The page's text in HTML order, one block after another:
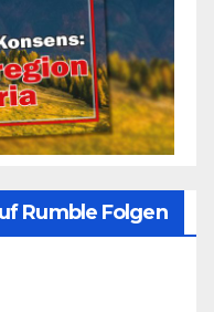
Rumble Folgen